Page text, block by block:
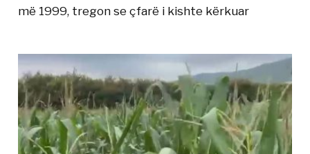
më 1999, tregon se çfarë i kishte kërkuar